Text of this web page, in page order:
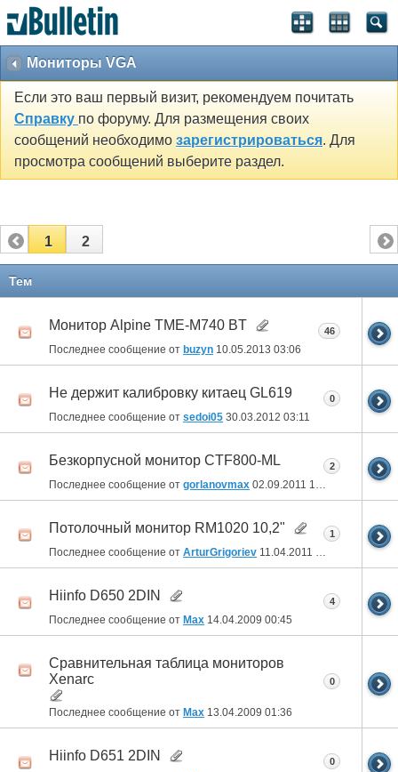
Мониторы VGA
Если это ваш первый визит, рекомендуем почитать
Справку по форуму. Для размещения своих
сообщений необходимо зарегистрироваться. Для
просмотра сообщений выберите раздел.
1 2
Тем
Монитор Alpine TME-M740 BT
Последнее сообщение от buzyn 10.05.2013 03:06
46
Не держит калибровку китаец GL619
Последнее сообщение от sedoi05 30.03.2012 03:11
0
Безкорпусной монитор CTF800-ML
Последнее сообщение от gorlanovmax 02.09.2011 10:50
2
Потолочный монитор RM1020 10,2"
Последнее сообщение от ArturGrigoriev 11.04.2011
1
Hiinfo D650 2DIN
Последнее сообщение от Max 14.04.2009 00:45
4
Сравнительная таблица мониторов
Xenarc
Последнее сообщение от Max 13.04.2009 01:36
0
Hiinfo D651 2DIN 0